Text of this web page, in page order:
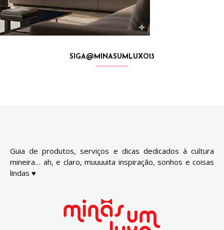
SIGA@MINASUMLUXO13
Guia de produtos, serviços e dicas dedicados à cultura
mineira… ah, e claro, muuuuita inspiração, sonhos e coisas
lindas ♥